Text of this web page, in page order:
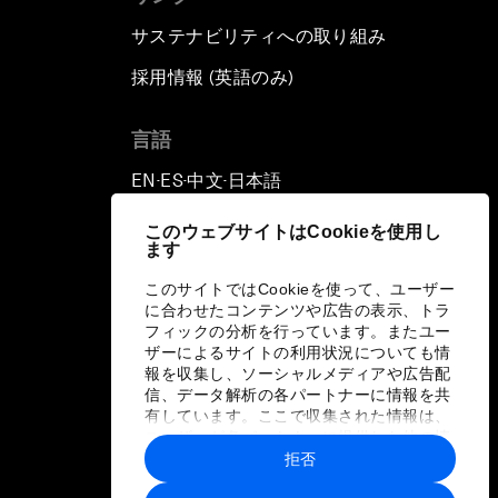
このウェブサイトはCookieを使用し
ます
このサイトではCookieを使って、ユーザー
に合わせたコンテンツや広告の表示、トラ
フィックの分析を行っています。またユー
ザーによるサイトの利用状況についても情
報を収集し、ソーシャルメディアや広告配
信、データ解析の各パートナーに情報を共
有しています。ここで収集された情報は、
ユーザーが各パートナーに提供した他の情
報や各パートナーのサービスを使用した際
に収集された情報と組み合わされ、各パー
拒否
サステナビリティへの取り組み
採用情報 (英語のみ)
言語
EN ▪ ES▪中文▪ 日本語